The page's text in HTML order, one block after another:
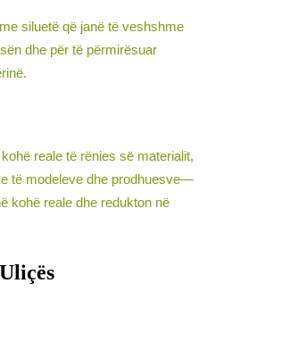
siluetë që janë të veshshme
dhe për të përmirësuar
reale të rënies së materialit,
të modeleve dhe prodhuesve—
kohë reale dhe redukton në